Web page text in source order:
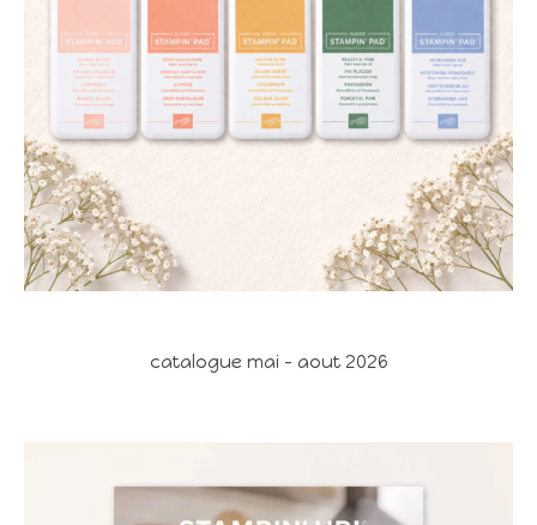
catalogue mai - aout 2026